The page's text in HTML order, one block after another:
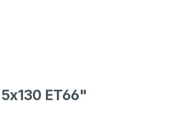
ET66"